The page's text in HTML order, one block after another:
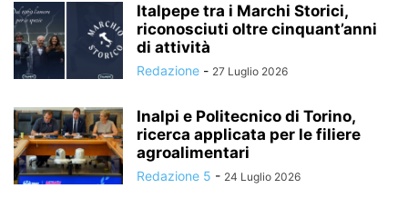
Italpepe tra i Marchi Storici,
riconosciuti oltre cinquant’anni
di attività
Redazione - 27 Luglio 2026
Inalpi e Politecnico di Torino,
ricerca applicata per le filiere
agroalimentari
Redazione 5 - 24 Luglio 2026